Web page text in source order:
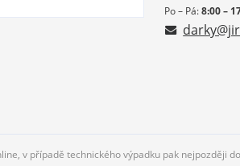
Po – Pá:8:00 –
v případě technického výpadku pak nejpozději